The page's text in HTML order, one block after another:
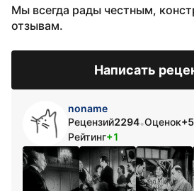
Мы всегда рады честным,
отзывам.
Написать
noname
Рецензий2294•Оценок
Рейтинг+1